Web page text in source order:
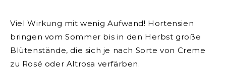
Viel Wirkung mit wenig Aufwand! Hortensien
bringen vom Sommer bis in den Herbst große
Blütenstände, die sich je nach Sorte von Creme
zu Rosé oder Altrosa verfärben.